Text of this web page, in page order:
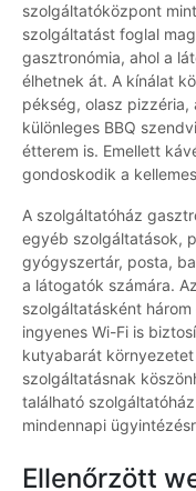
szolgáltatóközpont
szolgáltatást foglal
gasztronómia, ahol a
élhetnek át. A kínálat
pékség, olasz pizzéria,
különleges BBQ
étterem is. Emellett
gondoskodik a
A szolgáltatóház
egyéb szolgáltatások,
gyógyszertár, posta,
a látogatók számára.
szolgáltatásként
ingyenes Wi-Fi is
kutyabarát
szolgáltatásnak
található
mindennapi
Ellenőrzött